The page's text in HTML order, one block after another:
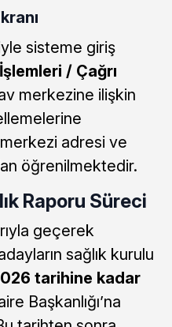
sisteme giriş
/ Çağrı
merkezine ilişkin
adresi ve
öğrenilmektedir.
Raporu Süreci
geçerek
sağlık kurulu
tarihine kadar
Başkanlığı’na